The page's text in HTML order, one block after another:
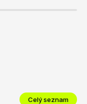
Celý seznam